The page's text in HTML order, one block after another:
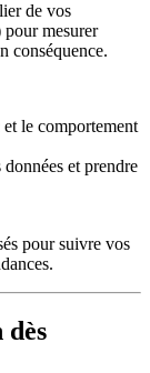
de vos
mesurer
conséquence.
le comportement
et prendre
pour suivre vos
dès